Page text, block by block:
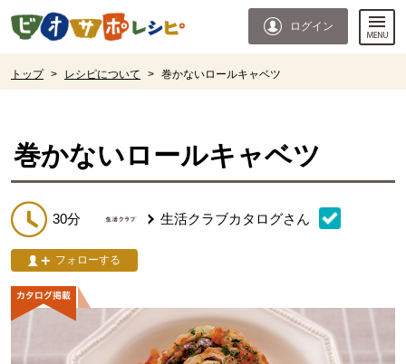
ページの先頭です。
ログイン
トップ > レシピについて > 巻かないロールキャベツ
巻かないロールキャベツ
30分 生活クラブカタログさん
フォローする